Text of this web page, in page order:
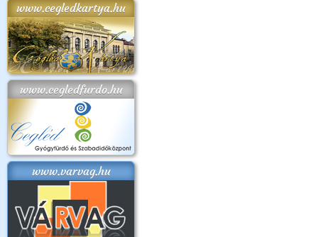
www.cegledkartya.hu
www.cegledfurdo.hu
www.varvag.hu